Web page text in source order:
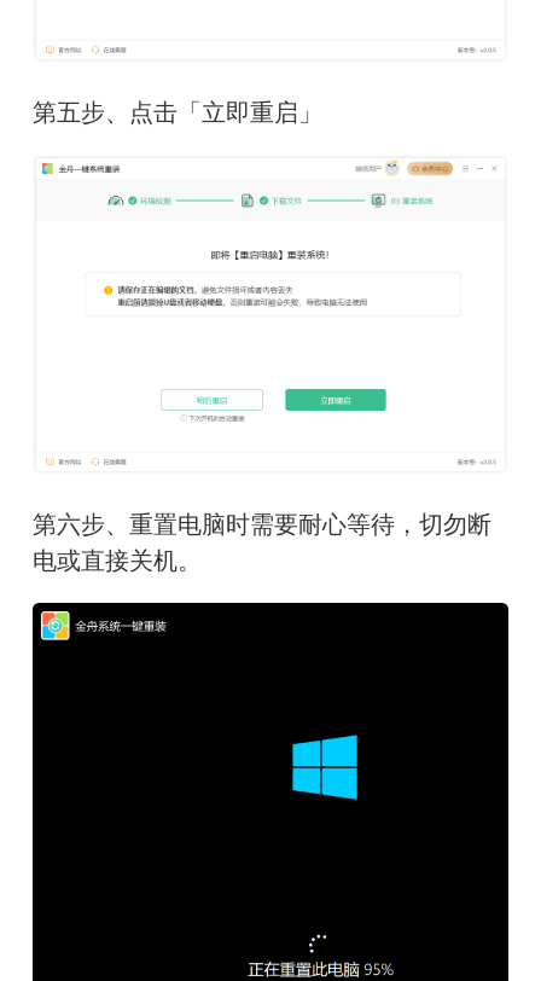
第五步、点击「立即重启」
第六步、重置电脑时需要耐心等待，切勿断
电或直接关机。